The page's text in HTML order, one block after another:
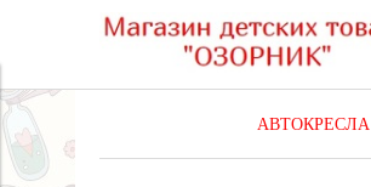
АВТОКРЕСЛА